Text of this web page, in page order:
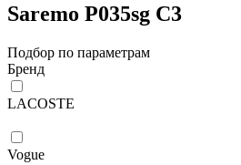
Saremo P035sg С3
Подбор по параметрам
Бренд
LACOSTE
Vogue